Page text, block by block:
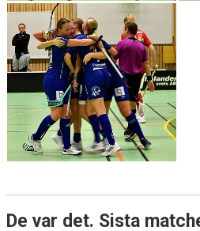
De var det. Sista